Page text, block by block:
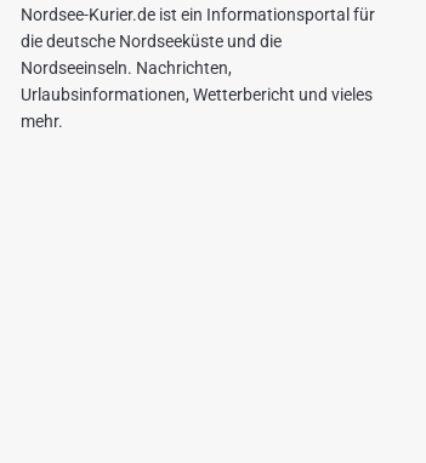
Nordsee-Kurier.de ist ein Informationsportal für
die deutsche Nordseeküste und die
Nordseeinseln. Nachrichten,
Urlaubsinformationen, Wetterbericht und vieles
mehr.